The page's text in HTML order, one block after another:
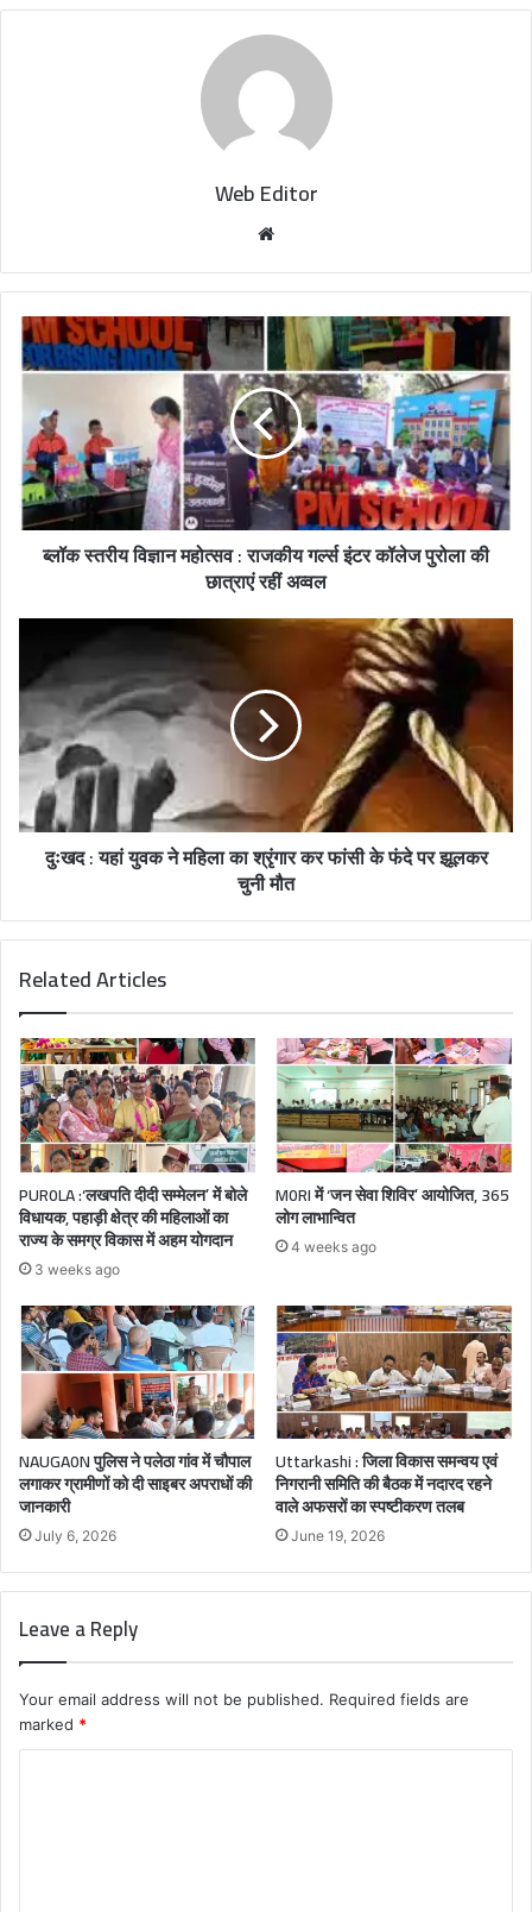
Web Editor
b
s
t
e
ब्लॉक स्तरीय विज्ञान महोत्सव : राजकीय गर्ल्स इंटर कॉलेज पुरोला की
छात्राएं रहीं अव्वल
दुःखद : यहां युवक ने महिला का श्रृंगार कर फांसी के फंदे पर झूलकर
चुनी मौत
Related Articles
PUR0LA :‘लखपति दीदी सम्मेलन’ में बोले
विधायक, पहाड़ी क्षेत्र की महिलाओं का
राज्य के समग्र विकास में अहम योगदान
3 weeks ago
M0RI में ‘जन सेवा शिविर’ आयोजित, 365
लोग लाभान्वित
4 weeks ago
NAUGA0N पुलिस ने पलेठा गांव में चौपाल
लगाकर ग्रामीणों को दी साइबर अपराधों की
जानकारी
July 6, 2026
Uttarkashi : जिला विकास समन्वय एवं
निगरानी समिति की बैठक में नदारद रहने
वाले अफसरों का स्पष्टीकरण तलब
June 19, 2026
Leave a Reply
Your email address will not be published. Required fields are
marked *